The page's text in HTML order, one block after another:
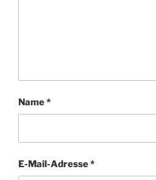
Name*
E-Mail-Adresse*